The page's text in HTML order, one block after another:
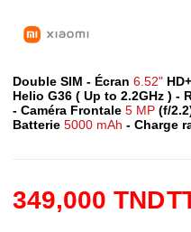
Double SIM - Écran 6.52"
Helio G36 ( Up to 2.2GHz ) -
- Caméra Frontale 5 MP(f/
Batterie 5000 mAh - Charge
349,000 TND